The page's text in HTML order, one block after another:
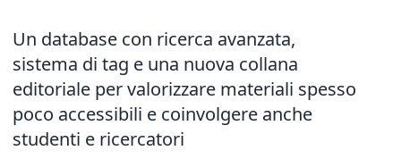
Un database con ricerca avanzata,
sistema di tag e una nuova collana
editoriale per valorizzare materiali spesso
poco accessibili e coinvolgere anche
studenti e ricercatori